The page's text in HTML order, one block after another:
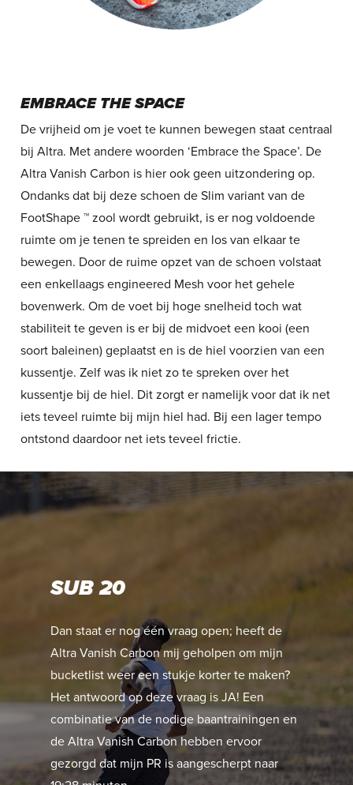
EMBRACE THE SPACE
De vrijheid om je voet te kunnen bewegen staat centraal
bij Altra. Met andere woorden ‘Embrace the Space’. De
Altra Vanish Carbon is hier ook geen uitzondering op.
Ondanks dat bij deze schoen de Slim variant van de
FootShape ™ zool wordt gebruikt, is er nog voldoende
ruimte om je tenen te spreiden en los van elkaar te
bewegen. Door de ruime opzet van de schoen volstaat
een enkellaags engineered Mesh voor het gehele
bovenwerk. Om de voet bij hoge snelheid toch wat
stabiliteit te geven is er bij de midvoet een kooi (een
soort baleinen) geplaatst en is de hiel voorzien van een
kussentje. Zelf was ik niet zo te spreken over het
kussentje bij de hiel. Dit zorgt er namelijk voor dat ik net
iets teveel ruimte bij mijn hiel had. Bij een lager tempo
ontstond daardoor net iets teveel frictie.
SUB 20
Dan staat er nog één vraag open; heeft de
Altra Vanish Carbon mij geholpen om mijn
bucketlist weer een stukje korter te maken?
Het antwoord op deze vraag is JA! Een
combinatie van de nodige baantrainingen en
de Altra Vanish Carbon hebben ervoor
gezorgd dat mijn PR is aangescherpt naar